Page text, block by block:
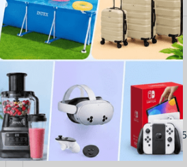
Lelly 650025 ציטה 25 ס"מ